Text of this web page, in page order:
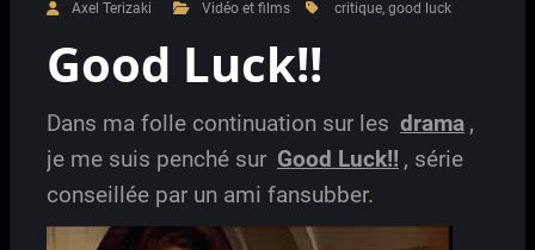
Axel Terizaki Vidéo et films critique, good luck
Good Luck!!
Dans ma folle continuation sur les drama ,
je me suis penché sur Good Luck!! , série
conseillée par un ami fansubber.